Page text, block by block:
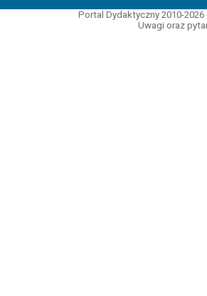
Portal Dydaktyczny 2010-
Uwagi oraz